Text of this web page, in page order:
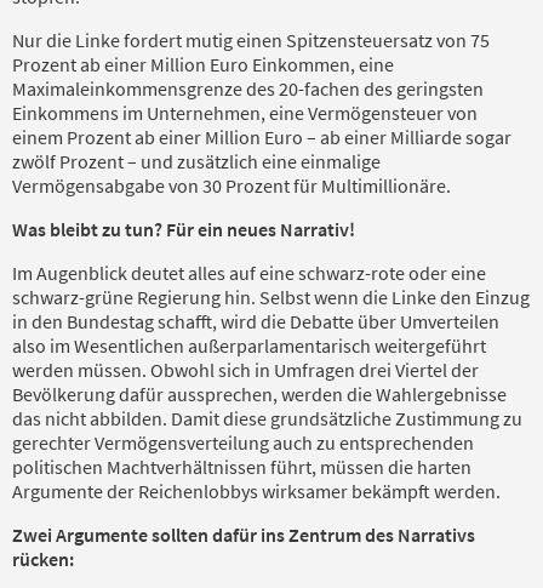
Nur die Linke fordert mutig einen Spitzensteuersatz von 75
Prozent ab einer Million Euro Einkommen, eine
Maximaleinkommensgrenze des 20-fachen des geringsten
Einkommens im Unternehmen, eine Vermögensteuer von
einem Prozent ab einer Million Euro – ab einer Milliarde sogar
zwölf Prozent – und zusätzlich eine einmalige
Vermögensabgabe von 30 Prozent für Multimillionäre.
Was bleibt zu tun? Für ein neues Narrativ!
Im Augenblick deutet alles auf eine schwarz-rote oder eine
schwarz-grüne Regierung hin. Selbst wenn die Linke den Einzug
in den Bundestag schafft, wird die Debatte über Umverteilen
also im Wesentlichen außerparlamentarisch weitergeführt
werden müssen. Obwohl sich in Umfragen drei Viertel der
Bevölkerung dafür aussprechen, werden die Wahlergebnisse
das nicht abbilden. Damit diese grundsätzliche Zustimmung zu
gerechter Vermögensverteilung auch zu entsprechenden
politischen Machtverhältnissen führt, müssen die harten
Argumente der Reichenlobbys wirksamer bekämpft werden.
Zwei Argumente sollten dafür ins Zentrum des Narrativs
rücken: